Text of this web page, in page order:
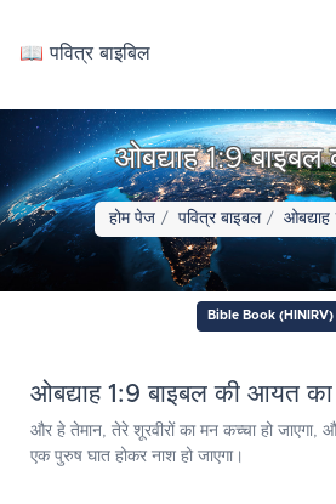
📖 पवित्र बाइबिल
ओबद्याह 1:9
होम पेज पवित्र बाइबल ओबद्याह
Bible Book (HINIRV)
ओबद्याह 1:9 बाइबल की आयत का
और हे तेमान, तेरे शूरवीरों का मन कच्चा हो जाएगा,
एक पुरुष घात होकर नाश हो जाएगा।